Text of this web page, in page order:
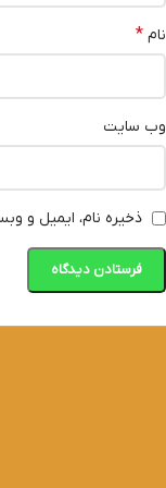
نام *
وب‌ سایت
ذخیره نام، ایمیل و